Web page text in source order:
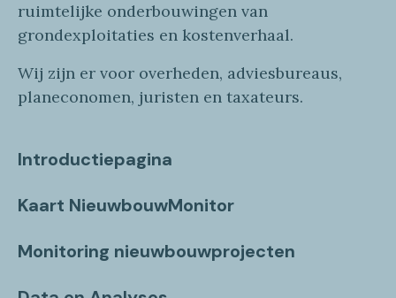
ruimtelijke onderbouwingen van
grondexploitaties en kostenverhaal.
Wij zijn er voor overheden, adviesbureaus,
planeconomen, juristen en taxateurs.
Introductiepagina
Kaart NieuwbouwMonitor
Monitoring nieuwbouwprojecten